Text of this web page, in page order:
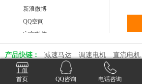
新浪微博
QQ空间
官方微信
产品快链： 减速马达 调速电机 直流电机
调速器 伺服电机 步进电机
首页 QQ咨询 电话咨询